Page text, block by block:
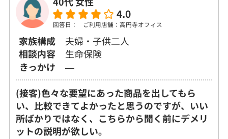
4.0
回答日： ご利用店舗：高円寺オフィス
家族構成
夫婦・子供二人
相談内容
生命保険
きっかけ
―
(接客)色々な要望にあった商品を出してもら
い、比較できてよかったと思うのですが、いい
所ばかりではなく、こちらから聞く前にデメリ
ットの説明が欲しい。